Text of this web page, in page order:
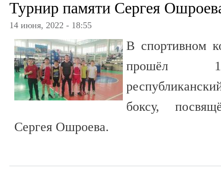
Турнир памяти Сергея
14 июня, 2022 - 18:55
В спортивном
прошёл
боксу,
Сергея Ошроева.